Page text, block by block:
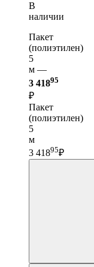
В
наличии
Пакет
(полиэтилен)
5
м —
3 41895
₽
Пакет
(полиэтилен)
5
м
3 41895₽